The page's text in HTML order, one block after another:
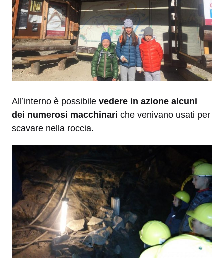
All’interno è possibile vedere in azione alcuni
dei numerosi macchinari che venivano usati per
scavare nella roccia.